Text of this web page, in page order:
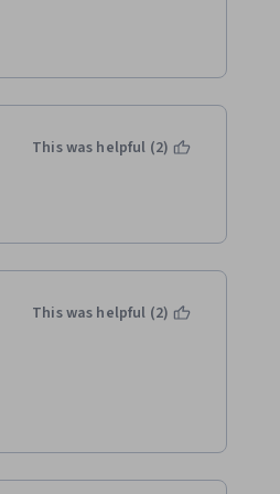
This was helpful (2)
This was helpful (2)